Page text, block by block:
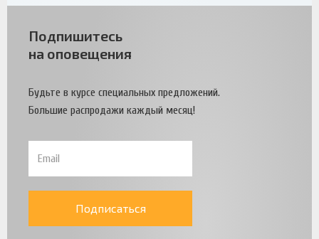
Подпишитесь
на оповещения
Будьте в курсе специальных предложений.
Большие распродажи каждый месяц!
Подписаться